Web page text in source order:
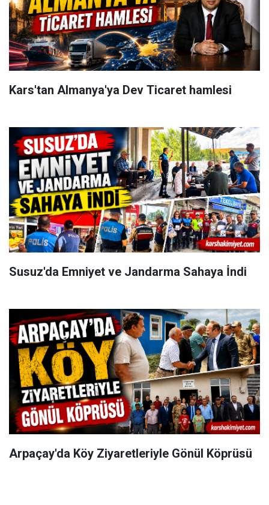
Kars'tan Almanya'ya Dev Ticaret hamlesi
Susuz'da Emniyet ve Jandarma Sahaya İndi
Arpaçay'da Köy Ziyaretleriyle Gönül Köprüsü